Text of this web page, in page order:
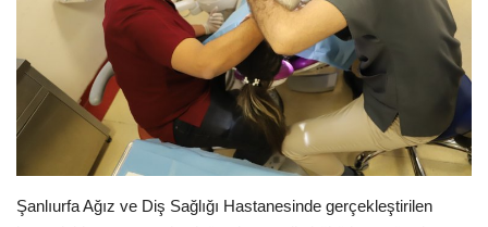
Gündem
Tekno Bilim
Siyaset
Şanlıurfa Ağız ve Diş Sağlığı Hastanesinde gerçekleştirilen